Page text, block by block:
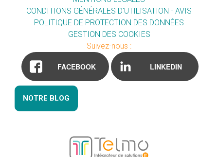
CONDITIONS GÉNÉRALES D'UTILISATION - AVIS
POLITIQUE DE PROTECTION DES DONNÉES
GESTION DES COOKIES
Suivez-nous :
FACEBOOK LINKEDIN
NOTRE BLOG